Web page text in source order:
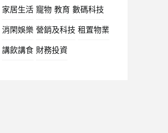
家居生活 寵物 教育 數碼科技
消閑娛樂 營銷及科技 租置物業
講飲講食 財務投資